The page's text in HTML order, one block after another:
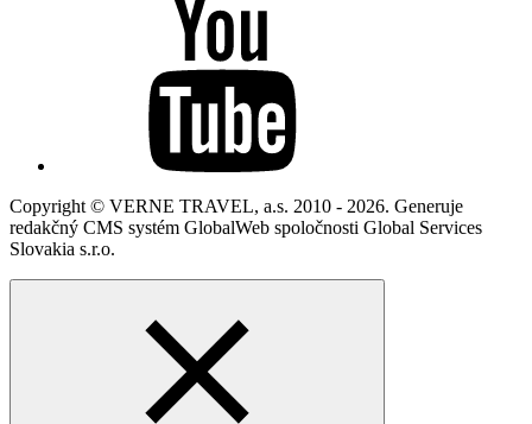
Copyright © VERNE TRAVEL, a.s. 2010 - 2026. Generuje
redakčný CMS systém GlobalWeb spoločnosti Global Services
Slovakia s.r.o.